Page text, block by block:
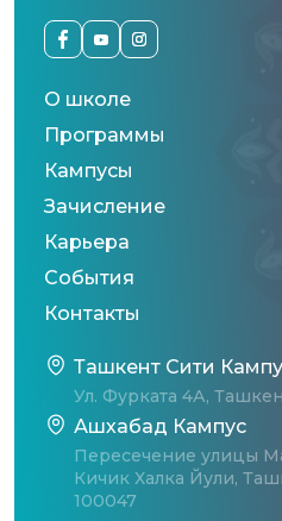
О школе
Программы
Кампусы
Зачисление
Карьера
События
Контакты
Ташкент Сити
Ул. Фурката 4А,
Ашхабад Кампус
Пересечение улицы
Кичик Халка Йули,
100047